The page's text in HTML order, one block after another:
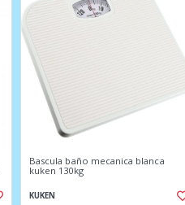
Bascula baño mecanica blanca
kuken 130kg
KUKEN